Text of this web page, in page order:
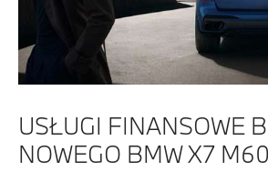
USŁUGI FINANSOWE
NOWEGO BMW X7